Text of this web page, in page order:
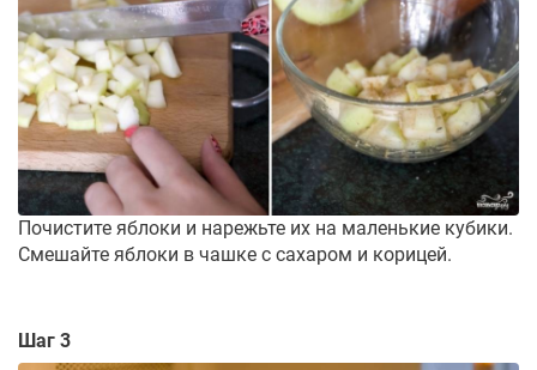
Почистите яблоки и нарежьте их на маленькие кубики.
Смешайте яблоки в чашке с сахаром и корицей.
Шаг 3